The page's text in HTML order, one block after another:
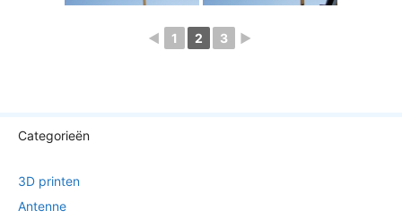
◄ 1 2 3 ►
Categorieën
3D printen
Antenne